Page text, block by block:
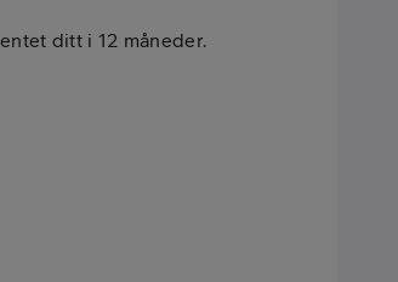
ditt i 12 måneder.